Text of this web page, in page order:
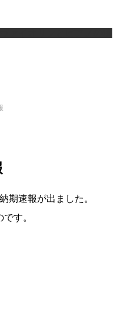
速報が出ました。
す。